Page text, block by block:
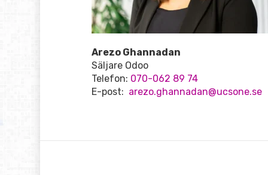
Arezo Ghannadan
Säljare Odoo
Telefon: 070-062 89 74
E-post: arezo.ghannadan@ucsone.se